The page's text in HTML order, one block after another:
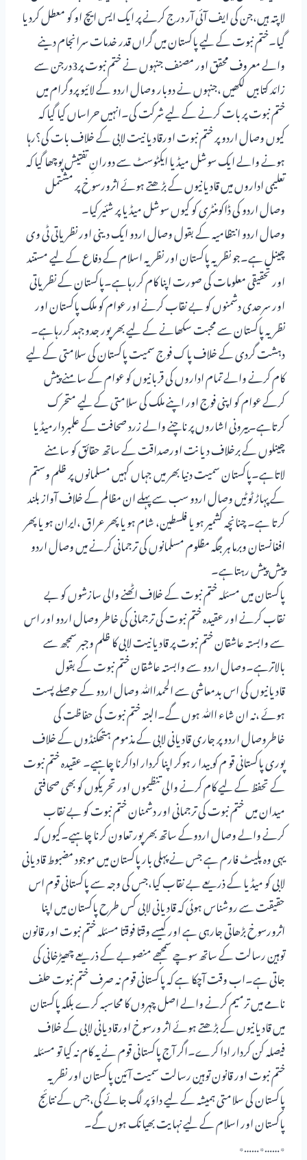
لاپتہ ہیں،جن کی ایف آئی آر درج کرنے پر ایک ایس ایچ او کو معطل کردیا
گیا۔ختم نبوت کے لیے پاکستان میں گراں قدر خدمات سرانجام دینے
والے معروف محقق اور مصنف جنہوں نے ختم نبوت پر3درجن سے
زائد کتابیں لکھیں ،جنہوں نے دوبار وصال اردو کے لائیو پروگرام میں
ختم نبوت پر بات کرنے کے لیے شرکت کی۔انہیں حراساں کیا گیا کہ
کیوں وصال اردو پر ختم نبوت اورقادیانیت لابی کے خلاف بات کی؟رہا
ہونے والے ایک سوشل میڈیا ایکٹوسٹ سے دورانِ تفتیش پوچھا گیا کہ
تعلیمی اداروں میں قادیانیوں کے بڑھتے ہوئے اثرورسوخ پر مشتمل
وصال اردو کی ڈاکومنٹری کو کیوں سوشل میڈیا پر شئیر کیا۔
وصال اردو انتظامیہ کے بقول وصال اردو ایک دینی اور نظریاتی ٹی وی
چینل ہے۔جو نظریہ پاکستان اور نظریہ اسلام کے دفاع کے لیے مستند
اور تحقیقی معلومات کی صورت اپنا کام کررہاہے۔پاکستان کے نظریاتی
اور سرحدی دشمنوں کو بے نقاب کرنے اور عوام کو ملک پاکستان اور
نظریہ پاکستان سے محبت سکھانے کے لیے بھرپور جدوجہد کررہاہے۔
دہشت گردی کے خلاف پاک فوج سمیت پاکستان کی سلامتی کے لیے
کام کرنے والے تمام اداروں کی قربانیوں کو عوام کے سامنے پیش
کرکے عوام کو اپنی فوج اور اپنے ملک کی سلامتی کے لیے متحرک
کرتاہے۔بیرونی اشاروں پر ناچنے والے زرد صحافت کے علمبردارمیڈیا
چینلوں کے برخلاف دیانت اورصداقت کے ساتھ حقائق کو سامنے
لاتاہے۔پاکستان سمیت دنیا بھر میں جہاں کہیں مسلمانوں پر ظلم وستم
کے پہاڑ ٹوٹیں وصال اردو سب سے پہلے ان مظالم کے خلاف آواز بلند
کرتا ہے۔ چنانچہ کشمیر ہو یا فلسطین، شام ہو یا پھر عراق ،ایران ہو یا پھر
افغانستان وبرما ہر جگہ مظلوم مسلمانوں کی ترجمانی کرنے میں وصال اردو
پیش پیش رہتاہے۔
پاکستان میں مسئلہ ختم نبوت کے خلاف اٹھنے والی سازشوں کو بے
نقاب کرنے اور عقیدہ ختم نبوت کی ترجمانی کی خاطر وصال اردو اور اس
سے وابستہ عاشقان ختم نبوت پر قادیانیت لابی کا ظلم وجبر سمجھ سے
بالاترہے۔وصال اردو سے وابستہ عاشقان ختم نبوت کے بقول
قادیانیوں کی اس بدمعاشی سے الحمداﷲ وصال اردو کے حوصلے پست
ہوئے ،نہ ان شاء اﷲ ہوں گے۔البتہ ختم نبوت کی حفاظت کی
خاطروصال اردو پر جاری قادیانی لابی کے مذموم ہتھکنڈوں کے خلاف
پوری پاکستانی قو م کو بیدا ر ہوکر اپنا کردار اداکرنا چاہیے۔ عقیدہ ختم نبوت
کے تحفظ کے لیے کام کرنے والی تنظیموں اور تحریکوں کو بھی صحافتی
میدان میں ختم نبوت کی ترجمانی اور دشمنان ختم نبوت کو بے نقاب
کرنے والے وصال اردوکے ساتھ بھرپور تعاون کرنا چاہیے۔کیوں کہ
یہی وہ پلیٹ فارم ہے جس نے پہلی بار پاکستان میں موجود مضبوط قادیانی
لابی کو میڈیا کے ذریعے بے نقاب کیا،جس کی وجہ سے پاکستانی قوم اس
حقیقت سے روشناس ہوئی کہ قادیانی لابی کس طرح پاکستان میں اپنا
اثرورسوخ بڑھاتی جارہی ہے اور کیسے وقتا فوقتا مسئلہ ختم نبوت اور قانون
توہین رسالت کے ساتھ سوچے سمجھے منصوبے کے ذریعے چھیڑخانی کی
جاتی ہے۔اب وقت آچکا ہے کہ پاکستانی قوم نہ صرف ختم نبوت حلف
نامے میں ترمیم کرنے والے اصل چہروں کا محاسبہ کرے بلکہ پاکستان
میں قادیانیوں کے بڑھتے ہوئے اثر ورسوخ اورقادیانی لابی کے خلاف
فیصلہ کن کردار ادا کرے۔اگر آج پاکستانی قوم نے یہ کام نہ کیا تو مسئلہ
ختم نبوت اور قانون توہین رسالت سمیت آئین پاکستان اور نظریہ
پاکستان کی سلامتی ہمیشہ کے لیے داؤ پر لگ جائے گی،جس کے نتائج
پاکستان اور اسلام کے لیے نہایت بھیانک ہوں گے۔
٭……٭……٭